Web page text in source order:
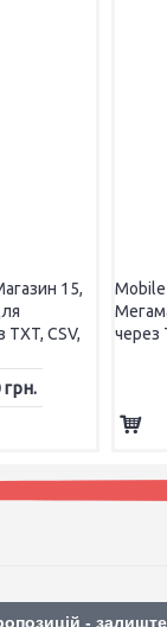
15,
TXT, CSV,
грн.
Mobile
через
-